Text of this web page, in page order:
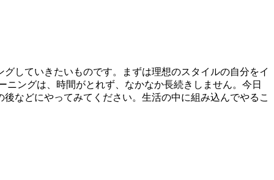
していきたいものです。まずは理想のスタイルの自分をイ
ングは、時間がとれず、なかなか長続きしません。今日
などにやってみてください。生活の中に組み込んでやるこ